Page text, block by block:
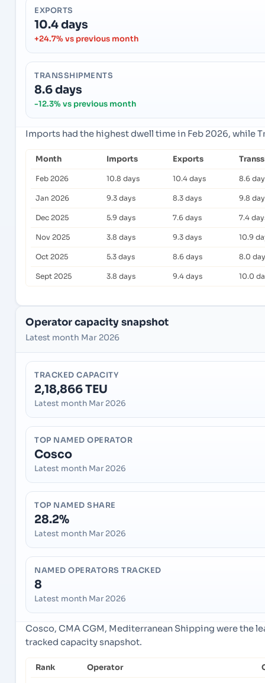
EXPORTS
10.4 days
+24.7% vs previous month
TRANSSHIPMENTS
8.6 days
-12.3% vs previous month
Imports had the highest dwell time in Feb 2026, while
Month Imports Exports
Feb 2026 10.8 days 10.4 days 8.6
Jan 2026 9.3 days 8.3 days 9.8
Dec 2025 5.9 days 7.6 days 7.4
Nov 2025 3.8 days 9.3 days 10.9
Oct 2025 5.3 days 8.6 days 8.0
Sept 2025 3.8 days 9.4 days 10.0
Operator capacity snapshot
Latest month Mar 2026
TRACKED CAPACITY
2,18,866 TEU
Latest month Mar 2026
TOP NAMED OPERATOR
Cosco
Latest month Mar 2026
TOP NAMED SHARE
28.2%
Latest month Mar 2026
NAMED OPERATORS TRACKED
8
Latest month Mar 2026
Cosco, CMA CGM, Mediterranean Shipping were the
tracked capacity snapshot.
Rank Operator